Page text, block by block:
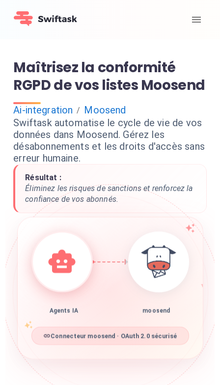
Maîtrisez la conformité
RGPD de vos listes Moosend
Ai-integration / Moosend
Swiftask automatise le cycle de vie de vos
données dans Moosend. Gérez les
désabonnements et les droits d'accès sans
erreur humaine.
Résultat :
Éliminez les risques de sanctions et renforcez la
confiance de vos abonnés.
Agents IA moosend
Connecteur moosend · OAuth 2.0 sécurisé